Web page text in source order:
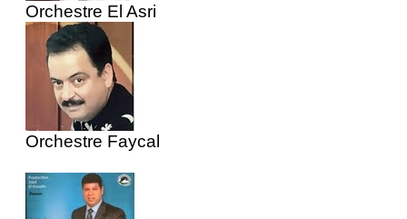
Orchestre El Asri
Orchestre Faycal